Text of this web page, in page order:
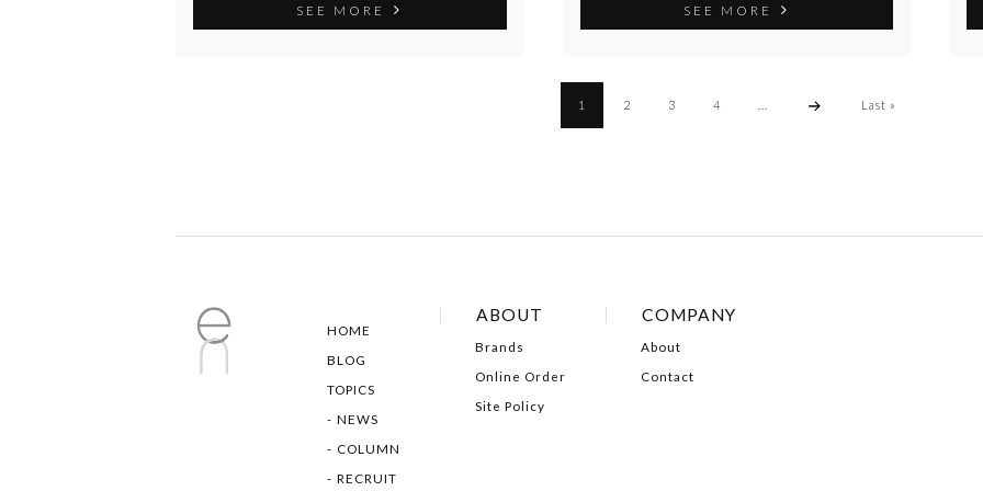
SEE MORE SEE MORE
1 2 3 4 Last »
HOME
BLOG
TOPICS
NEWS
COLUMN
RECRUIT
ABOUT
Brands
Online Order
Site Policy
COMPANY
About
Contact